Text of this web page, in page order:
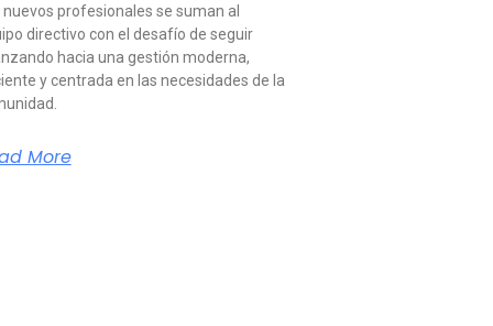
nuevos profesionales se suman al
directivo con el desafío de seguir
hacia una gestión moderna,
y centrada en las necesidades de la
More